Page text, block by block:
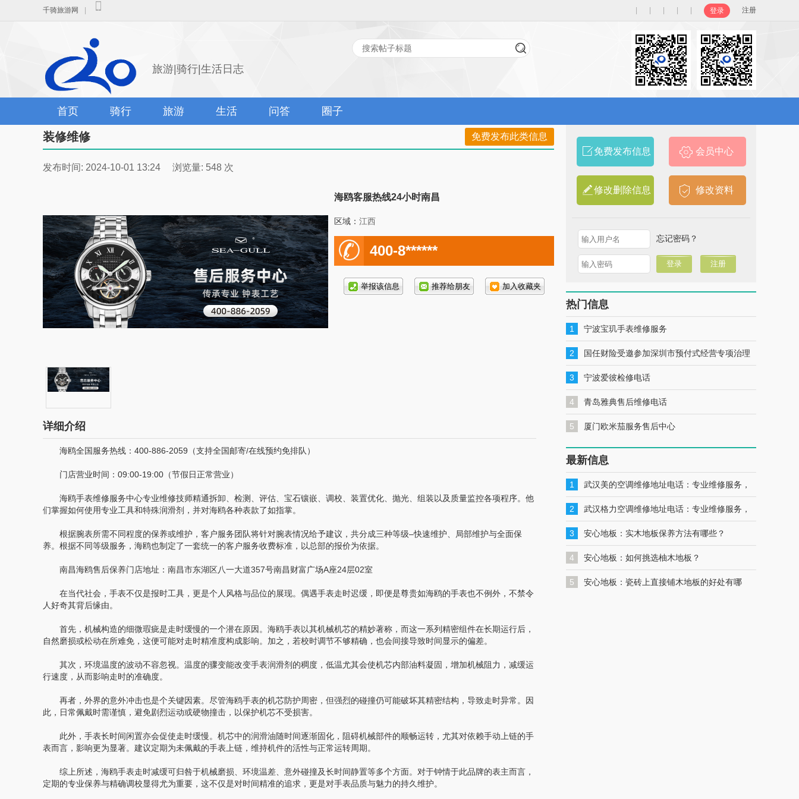
千骑旅游网 登录 注册
旅游|骑行|生活日志
首页 骑行 旅游 生活 问答 圈子
装修维修 免费发布此类信息
发布时间: 2024-10-01 13:24 浏览量: 548 次
海鸥客服热线24小时南昌
区域： 江西
电
话号
400-8******
详细介绍
海鸥全国服务热线：400-886-2059（支持全国邮寄/在线预约免排队）
门店营业时间：09:00-19:00（节假日正常营业）
海鸥手表维修服务中心专业维修技师精通拆卸、检测、评估、宝石镶嵌、调校、装置优化、抛光、组装以及质量监控各项程序。他
们掌握如何使用专业工具和特殊润滑剂，并对海鸥各种表款了如指掌。
根据腕表所需不同程度的保养或维护，客户服务团队将针对腕表情况给予建议，共分成三种等级–快速维护、局部维护与全面保
养。根据不同等级服务，海鸥也制定了一套统一的客户服务收费标准，以总部的报价为依据。
南昌海鸥售后保养门店地址：南昌市东湖区八一大道357号南昌财富广场A座24层02室
在当代社会，手表不仅是报时工具，更是个人风格与品位的展现。偶遇手表走时迟缓，即便是尊贵如海鸥的手表也不例外，不禁令
人好奇其背后缘由。
首先，机械构造的细微瑕疵是走时缓慢的一个潜在原因。海鸥手表以其机械机芯的精妙著称，而这一系列精密组件在长期运行后，
自然磨损或松动在所难免，这便可能对走时精准度构成影响。加之，若校时调节不够精确，也会间接导致时间显示的偏差。
其次，环境温度的波动不容忽视。温度的骤变能改变手表润滑剂的稠度，低温尤其会使机芯内部油料凝固，增加机械阻力，减缓运
行速度，从而影响走时的准确度。
再者，外界的意外冲击也是个关键因素。尽管海鸥手表的机芯防护周密，但强烈的碰撞仍可能破坏其精密结构，导致走时异常。因
此，日常佩戴时需谨慎，避免剧烈运动或硬物撞击，以保护机芯不受损害。
此外，手表长时间闲置亦会促使走时缓慢。机芯中的润滑油随时间逐渐固化，阻碍机械部件的顺畅运转，尤其对依赖手动上链的手
表而言，影响更为显著。建议定期为未佩戴的手表上链，维持机件的活性与正常运转周期。
综上所述，海鸥手表走时减缓可归咎于机械磨损、环境温差、意外碰撞及长时间静置等多个方面。对于钟情于此品牌的表主而言，
定期的专业保养与精确调校显得尤为重要，这不仅是对时间精准的追求，更是对手表品质与魅力的持久维护。
免费发布信息 会员中心
修改删除信息 修改资料
忘记密码？
热门信息
1 宁波宝玑手表维修服务
2 国任财险受邀参加深圳市预付式经营专项治理
工作推进会暨预付式经营领域保险签约仪式
3 宁波爱彼检修电话
4 青岛雅典售后维修电话
5 厦门欧米茄服务售后中心
最新信息
1 武汉美的空调维修地址电话：专业维修服务，
一键联系解决您的美的空调问题
2 武汉格力空调维修地址电话：专业维修服务，
一键联系解决您的格力空调问题
3 安心地板：实木地板保养方法有哪些？
4 安心地板：如何挑选柚木地板？
5 安心地板：瓷砖上直接铺木地板的好处有哪